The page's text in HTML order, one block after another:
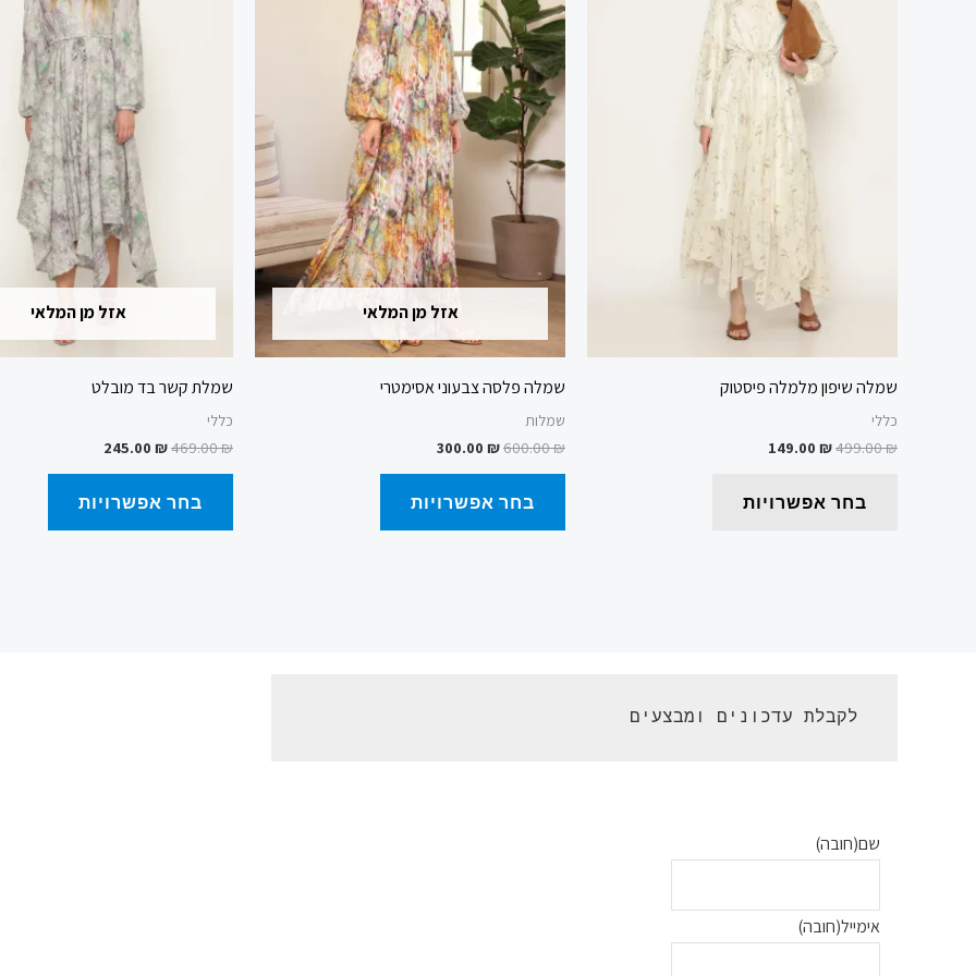
שמלה שיפון מלמלה פיסטוק
כללי
499.00₪
149.00 ₪
בחר אפשרויות
סוגים.
ניתן
לבחור
את
האפשרויות
בעמוד
המוצר
אזל מן המלאי
שמלה פלסה צבעוני אסימטרי
שמלות
600.00₪
300.00 ₪
בחר אפשרויות
סוגים.
ניתן
לבחור
את
האפשרויות
בעמוד
המוצר
אזל מן המלאי
שמלת קשר בד מובלט
כללי
469.00₪
245.00 ₪
בחר אפשרויות
סוגים.
ניתן
לבחור
את
בעמוד
המוצר
שם(חובה)
אימייל(חובה)